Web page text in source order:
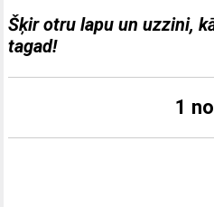
Šķir otru lapu un uzzini,
tagad!
1